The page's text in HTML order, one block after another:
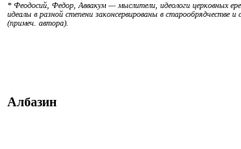
* Феодосий, Федор, Аввакум — мыслители, идеологи церковных
идеалы в разной степени законсервированы в старообрядчестве и
(примеч. автора).
Албазин